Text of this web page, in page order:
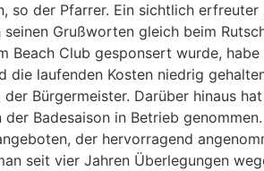
so der Pfarrer. Ein sichtlich erfreuter
Grußworten gleich beim
Beach Club gesponsert wurde,
die laufenden Kosten niedrig
Bürgermeister. Darüber hinaus
Badesaison in Betrieb
der hervorragend
seit vier Jahren Überlegungen